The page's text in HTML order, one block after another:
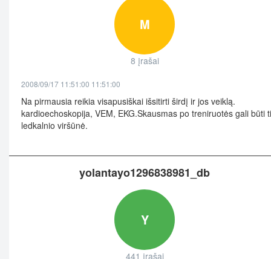
M
8 įrašai
2008/09/17 11:51:00 11:51:00
Na pirmausia reikia visapusiškai išsitirti širdį ir jos veiklą.
kardioechoskopija, VEM, EKG.Skausmas po treniruotės gali būti
ledkalnio viršūnė.
yolantayo1296838981_db
Y
441 įrašai